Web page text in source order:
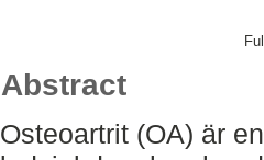
Abstract
Osteoartrit (OA) är